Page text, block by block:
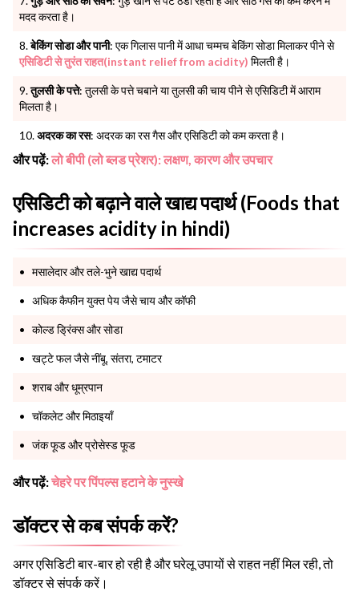
मदद करता है।
बेकिंग सोडा और पानी: एक गिलास पानी में आधा चम्मच बेकिंग सोडा मिलाकर पीने से
एसिडिटी से तुरंत राहत(instant relief from acidity) मिलती है।
तुलसी के पत्ते: तुलसी के पत्ते चबाने या तुलसी की चाय पीने से एसिडिटी में आराम
मिलता है।
अदरक का रस: अदरक का रस गैस और एसिडिटी को कम करता है।
और पढ़ें:लो बीपी (लो ब्लड प्रेशर): लक्षण, कारण और उपचार
एसिडिटी को बढ़ाने वाले खाद्य पदार्थ (Foods that
increases acidity in hindi)
मसालेदार और तले-भुने खाद्य पदार्थ
अधिक कैफीन युक्त पेय जैसे चाय और कॉफी
कोल्ड ड्रिंक्स और सोडा
खट्टे फल जैसे नींबू, संतरा, टमाटर
शराब और धूम्रपान
चॉकलेट और मिठाइयाँ
जंक फूड और प्रोसेस्ड फूड
और पढ़ें:चेहरे पर पिंपल्स हटाने के नुस्खे
डॉक्टर से कब संपर्क करें?
अगर एसिडिटी बार-बार हो रही है और घरेलू उपायों से राहत नहीं मिल रही, तो
डॉक्टर से संपर्क करें।